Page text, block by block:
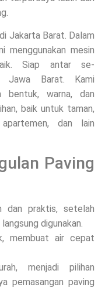
Jakarta Barat. Dalam
menggunakan mesin
Siap antar se-
Jawa Barat. Kami
bentuk, warna, dan
baik untuk taman,
apartemen, dan lain
Paving
dan praktis, setelah
digunakan.
membuat air cepat
menjadi pilihan
pemasangan paving